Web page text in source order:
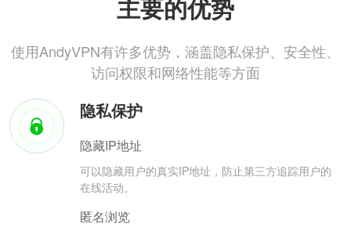
主要的优势
使用AndyVPN有许多优势，涵盖隐私保护、安全性、
访问权限和网络性能等方面
隐私保护
隐藏IP地址
可以隐藏用户的真实IP地址，防止第三方追踪用户的
在线活动。
匿名浏览